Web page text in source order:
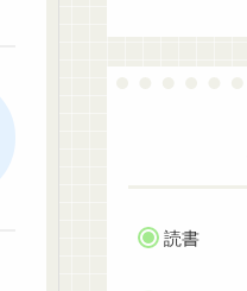
読書